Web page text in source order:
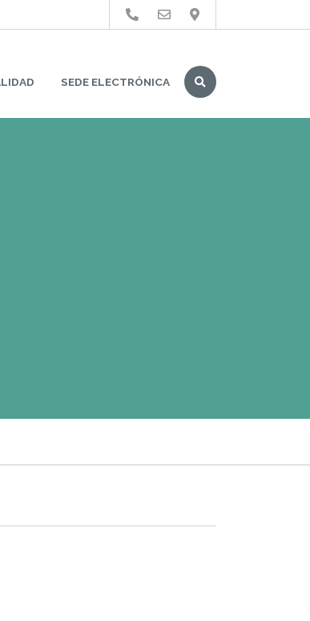
SEDE ELECTRÓNICA
Buscar